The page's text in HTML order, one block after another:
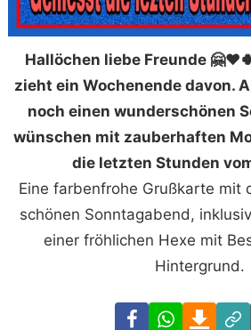
Hallöchen liebe Freunde
zieht ein Wochenende davon.
noch einen wunderschönen
wünschen mit zauberhaften
die letzten Stunden
Eine farbenfrohe Grußkarte mit
schönen Sonntagabend,
einer fröhlichen Hexe mit
Hintergrund.
FacebookWhatsApp